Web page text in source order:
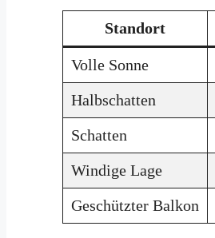
Standort
Volle Sonne
Halbschatten
Schatten
Windige Lage
Geschützter Balkon